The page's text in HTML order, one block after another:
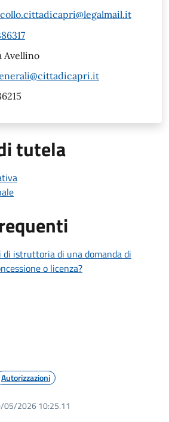
Avellino
tutela
di istruttoria di una domanda di
o licenza?
Autorizzazioni
05/2026 10:25.11